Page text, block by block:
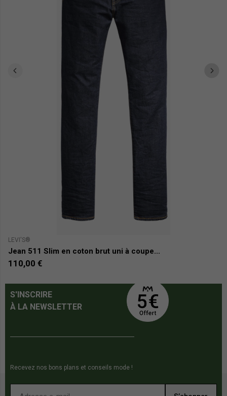
LEVI'S®
Jean 511 Slim en coton brut uni à coupe...
110,00 €
S'INSCRIRE
À LA NEWSLETTER
Recevez nos bons plans et conseils mode !